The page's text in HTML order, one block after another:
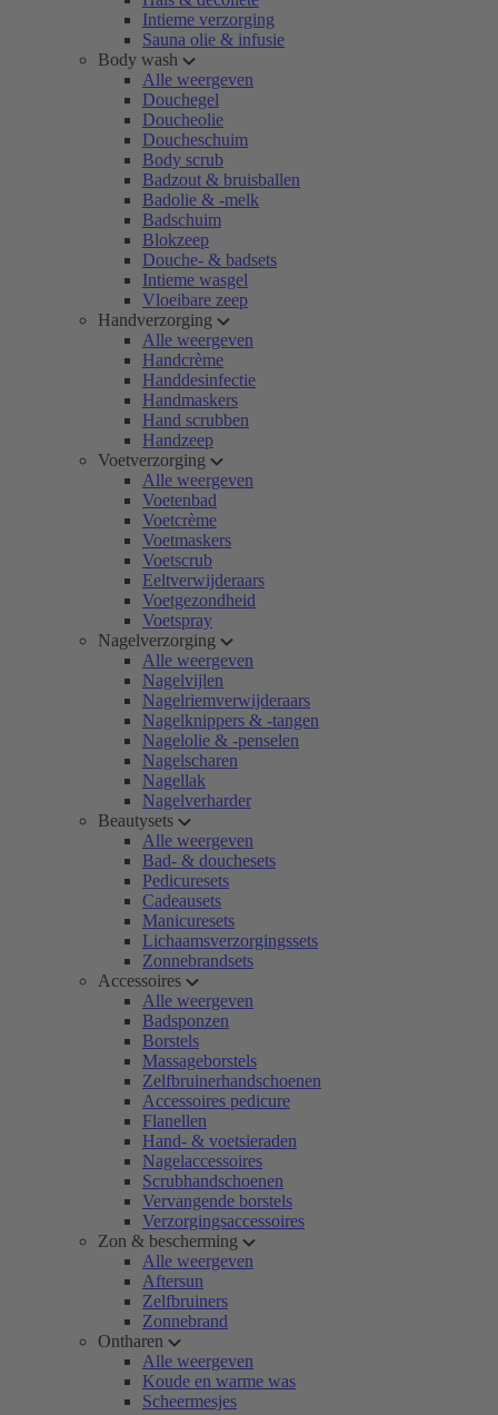
Intieme verzorging
Sauna olie & infusie
Body wash
Alle weergeven
Douchegel
Doucheolie
Doucheschuim
Body scrub
Badzout & bruisballen
Badolie & -melk
Badschuim
Blokzeep
Douche- & badsets
Intieme wasgel
Vloeibare zeep
Handverzorging
Alle weergeven
Handcrème
Handdesinfectie
Handmaskers
Hand scrubben
Handzeep
Voetverzorging
Alle weergeven
Voetenbad
Voetcrème
Voetmaskers
Voetscrub
Eeltverwijderaars
Voetgezondheid
Voetspray
Nagelverzorging
Alle weergeven
Nagelvijlen
Nagelriemverwijderaars
Nagelknippers & -tangen
Nagelolie & -penselen
Nagelscharen
Nagellak
Nagelverharder
Beautysets
Alle weergeven
Bad- & douchesets
Pedicuresets
Cadeausets
Manicuresets
Lichaamsverzorgingssets
Zonnebrandsets
Accessoires
Alle weergeven
Badsponzen
Borstels
Massageborstels
Zelfbruinerhandschoenen
Accessoires pedicure
Flanellen
Hand- & voetsieraden
Nagelaccessoires
Scrubhandschoenen
Vervangende borstels
Verzorgingsaccessoires
Zon & bescherming
Alle weergeven
Aftersun
Zelfbruiners
Zonnebrand
Ontharen
Alle weergeven
Koude en warme was
Scheermesjes